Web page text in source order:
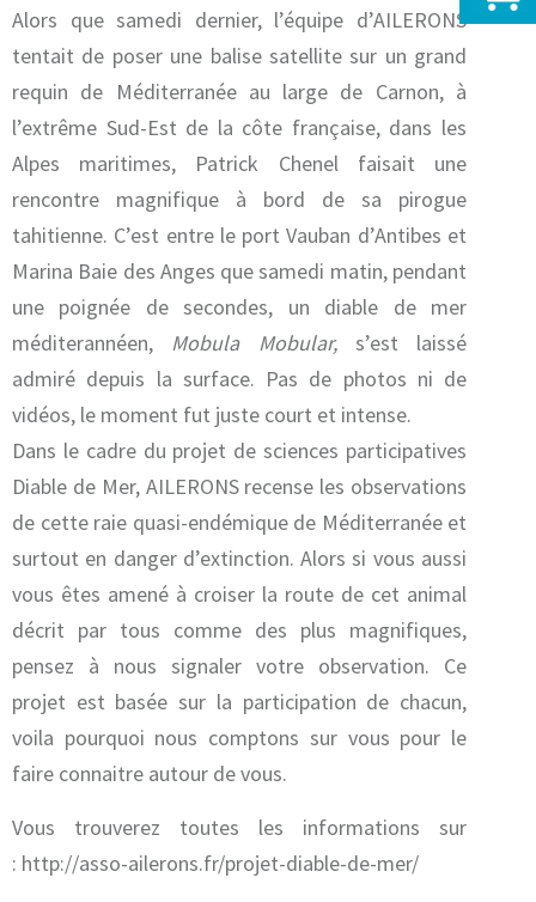
Alors que samedi dernier, l’équipe d’AILERONS
tentait de poser une balise satellite sur un grand
requin de Méditerranée au large de Carnon, à
l’extrême Sud-Est de la côte française, dans les
Alpes maritimes, Patrick Chenel faisait une
rencontre magnifique à bord de sa pirogue
tahitienne. C’est entre le port Vauban d’Antibes et
Marina Baie des Anges que samedi matin, pendant
une poignée de secondes, un diable de mer
méditerannéen, Mobula Mobular,s’est laissé
admiré depuis la surface. Pas de photos ni de
vidéos, le moment fut juste court et intense.
Dans le cadre du projet de sciences participatives
Diable de Mer, AILERONS recense les observations
de cette raie quasi-endémique de Méditerranée et
surtout en danger d’extinction. Alors si vous aussi
vous êtes amené à croiser la route de cet animal
décrit par tous comme des plus magnifiques,
pensez à nous signaler votre observation. Ce
projet est basée sur la participation de chacun,
voila pourquoi nous comptons sur vous pour le
faire connaitre autour de vous.
Vous trouverez toutes les informations sur
: http://asso-ailerons.fr/projet-diable-de-mer/